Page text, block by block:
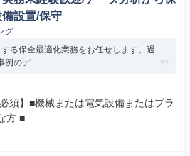
設置/保守
グ
る保全最適化業務をお任せします。過
例のデ...
須】■機械または電気設備またはプラ
方 ■...